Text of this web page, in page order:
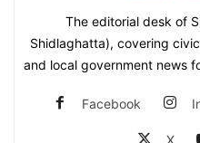
The editorial desk of
Shidlaghatta), covering
and local government news
Facebook
X